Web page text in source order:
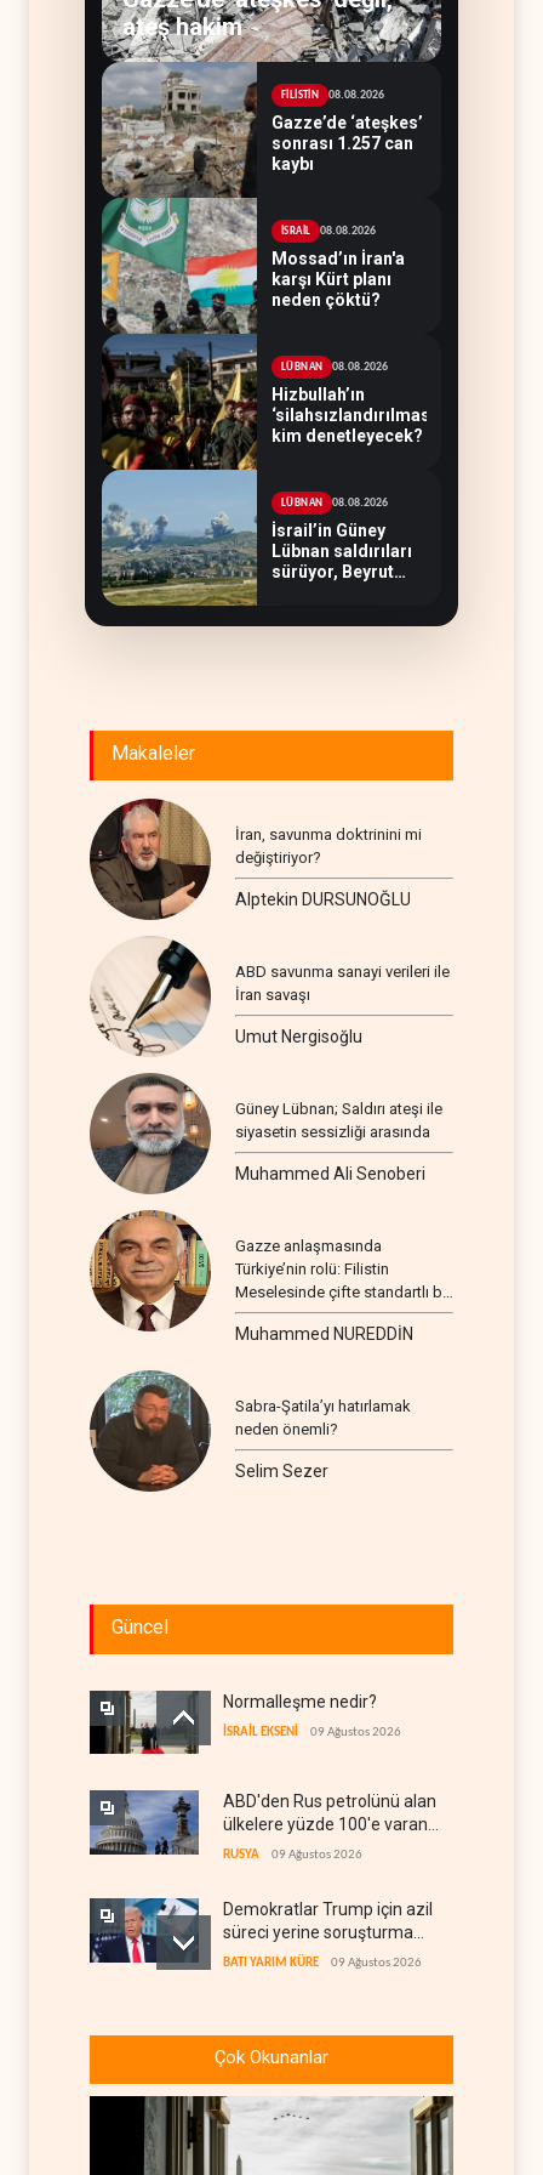
ateş hakim
FİLİSTİN 08.08.2026
Gazze’de ‘ateşkes’
sonrası 1.257 can
kaybı
İSRAİL 08.08.2026
Mossad’ın İran'a
karşı Kürt planı
neden çöktü?
LÜBNAN 08.08.2026
Hizbullah’ın
‘silahsızlandırılmasını’
kim denetleyecek?
LÜBNAN 08.08.2026
İsrail’in Güney
Lübnan saldırıları
sürüyor, Beyrut
Makaleler
İran, savunma doktrinini mi
değiştiriyor?
Alptekin DURSUNOĞLU
ABD savunma sanayi verileri ile
İran savaşı
Umut Nergisoğlu
Güney Lübnan; Saldırı ateşi ile
siyasetin sessizliği arasında
Muhammed Ali Senoberi
Gazze anlaşmasında
Türkiye’nin rolü: Filistin
Meselesinde çifte standartlı bir
seyir
Muhammed NUREDDİN
Sabra-Şatila’yı hatırlamak
neden önemli?
Selim Sezer
Güncel
Normalleşme nedir?
İSRAİL EKSENİ 09 Ağustos 2026
ABD'den Rus petrolünü alan
ülkelere yüzde 100'e varan
gümrük vergisi
RUSYA 09 Ağustos 2026
Demokratlar Trump için azil
süreci yerine soruşturma
hazırlıyor
BATI YARIM KÜRE 09 Ağustos 2026
Afrika'daki petrol
üreticilerine yaradı
Pentagon silah şirketlerine
Çok Okunanlar